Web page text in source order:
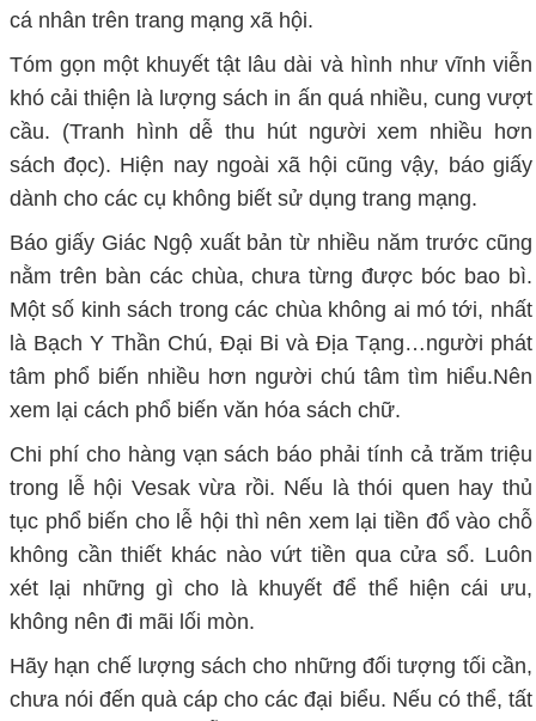
cá nhân trên trang mạng xã hội.
Tóm gọn một khuyết tật lâu dài và hình như vĩnh viễn
khó cải thiện là lượng sách in ấn quá nhiều, cung vượt
cầu. (Tranh hình dễ thu hút người xem nhiều hơn
sách đọc). Hiện nay ngoài xã hội cũng vậy, báo giấy
dành cho các cụ không biết sử dụng trang mạng.
Báo giấy Giác Ngộ xuất bản từ nhiều năm trước cũng
nằm trên bàn các chùa, chưa từng được bóc bao bì.
Một số kinh sách trong các chùa không ai mó tới, nhất
là Bạch Y Thần Chú, Đại Bi và Địa Tạng…người phát
tâm phổ biến nhiều hơn người chú tâm tìm hiểu.Nên
xem lại cách phổ biến văn hóa sách chữ.
Chi phí cho hàng vạn sách báo phải tính cả trăm triệu
trong lễ hội Vesak vừa rồi. Nếu là thói quen hay thủ
tục phổ biến cho lễ hội thì nên xem lại tiền đổ vào chỗ
không cần thiết khác nào vứt tiền qua cửa sổ. Luôn
xét lại những gì cho là khuyết để thể hiện cái ưu,
không nên đi mãi lối mòn.
Hãy hạn chế lượng sách cho những đối tượng tối cần,
chưa nói đến quà cáp cho các đại biểu. Nếu có thể, tất